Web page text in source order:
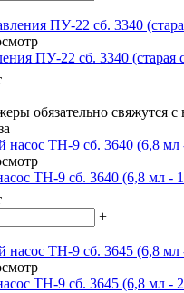
ПУ-22 сб. 3340 (старая
обязательно свяжутся с
ТН-9 сб. 3640 (6,8 мл -
+
ТН-9 сб. 3645 (6,8 мл -